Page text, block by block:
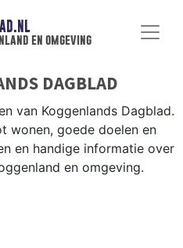
en omgeving
DAGBLAD
van Koggenlands Dagblad.
wonen, goede doelen en
en handige informatie over
en omgeving.